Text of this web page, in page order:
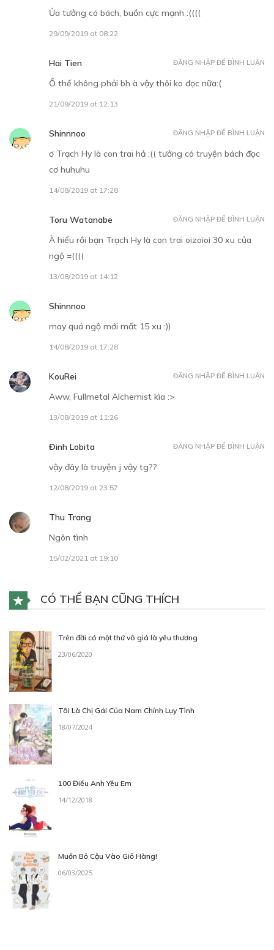
Ủa tưởng có bách, buồn cực mạnh :((((
29/09/2019 at 08:22
Hai Tien
Ồ thế không phải bh à vậy thôi ko đọc nữa:(
21/09/2019 at 12:13
ĐĂNG NHẬP ĐỂ BÌNH LUẬN
Shinnnoo
ơ Trạch Hy là con trai hả :(( tưởng có truyện bách đọc
cơ huhuhu
14/08/2019 at 17:28
ĐĂNG NHẬP ĐỂ BÌNH LUẬN
Toru Watanabe
À hiểu rồi bạn Trạch Hy là con trai oizoioi 30 xu của
ngộ =((((
13/08/2019 at 14:12
ĐĂNG NHẬP ĐỂ BÌNH LUẬN
Shinnnoo
may quá ngộ mới mất 15 xu :))
14/08/2019 at 17:28
KouRei
Aww, Fullmetal Alchemist kìa :>
13/08/2019 at 11:26
ĐĂNG NHẬP ĐỂ BÌNH LUẬN
Đinh Lobita
vậy đây là truyện j vậy tg??
12/08/2019 at 23:57
ĐĂNG NHẬP ĐỂ BÌNH LUẬN
Thu Trang
Ngôn tình
15/02/2021 at 19:10
CÓ THỂ BẠN CŨNG THÍCH
Trên đời có một thứ vô giá là yêu thương
23/06/2020
Tôi Là Chị Gái Của Nam Chính Lụy Tình
18/07/2024
100 Điều Anh Yêu Em
14/12/2018
Muốn Bỏ Cậu Vào Giỏ Hàng!
06/03/2025